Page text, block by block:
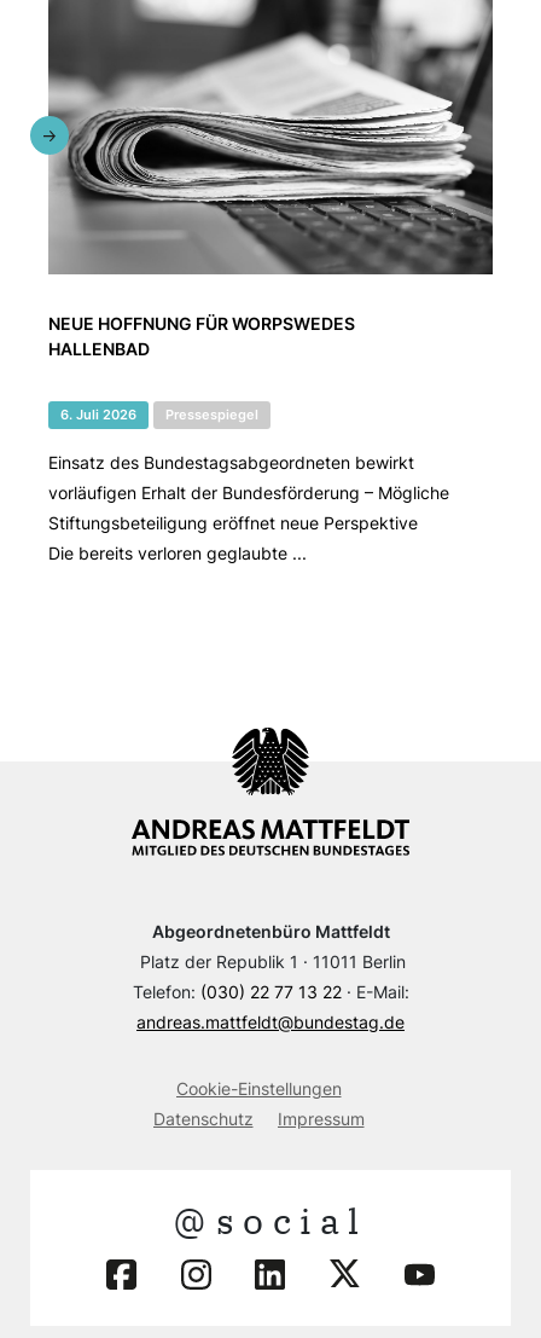
NEUE HOFFNUNG FÜR WORPSWEDES
HALLENBAD
6. Juli 2026 Pressespiegel
Einsatz des Bundestagsabgeordneten bewirkt
vorläufigen Erhalt der Bundesförderung – Mögliche
Stiftungsbeteiligung eröffnet neue Perspektive
Die bereits verloren geglaubte ...
Abgeordnetenbüro Mattfeldt
Platz der Republik 1 · 11011 Berlin
Telefon: (030) 22 77 13 22· E-Mail:
andreas.mattfeldt@bundestag.de
Cookie-Einstellungen
Datenschutz
Impressum
@social